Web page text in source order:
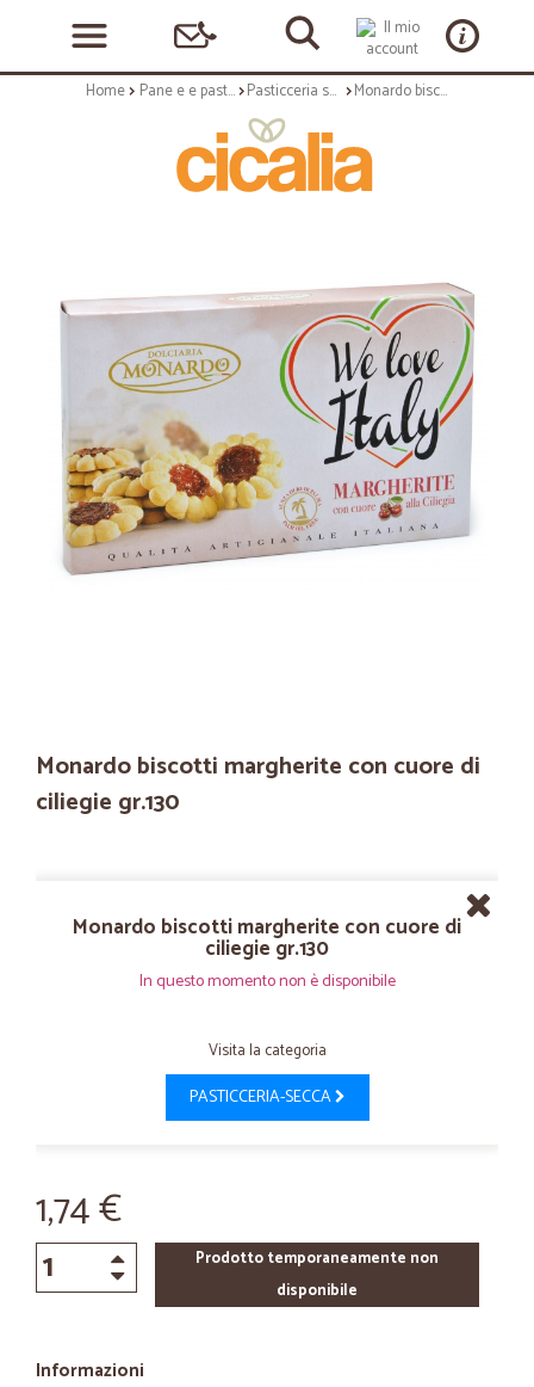
Home Pane e e pasticceria Pasticceria secca Monardo biscotti margherite con cuore di ciliegie gr.130
Monardo biscotti margherite con cuore di
ciliegie gr.130
Monardo biscotti margherite con cuore di
ciliegie gr.130
In questo momento non è disponibile
Visita la categoria
PASTICCERIA-SECCA
1,74 €
Prodotto temporaneamente non
disponibile
Informazioni